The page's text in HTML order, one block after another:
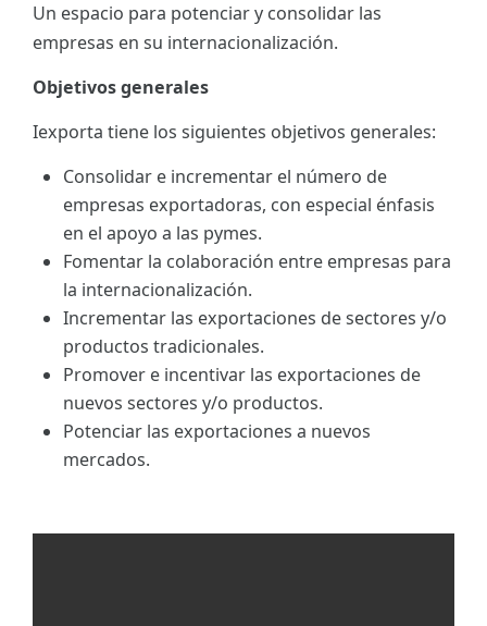
Un espacio para potenciar y consolidar las
empresas en su internacionalización.
Objetivos generales
Iexporta tiene los siguientes objetivos generales:
Consolidar e incrementar el número de
empresas exportadoras, con especial énfasis
en el apoyo a las pymes.
Fomentar la colaboración entre empresas para
la internacionalización.
Incrementar las exportaciones de sectores y/o
productos tradicionales.
Promover e incentivar las exportaciones de
nuevos sectores y/o productos.
Potenciar las exportaciones a nuevos
mercados.